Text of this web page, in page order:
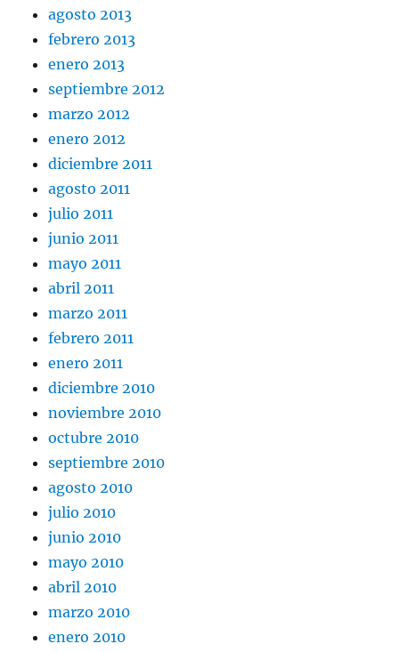
agosto 2013
febrero 2013
enero 2013
septiembre 2012
marzo 2012
enero 2012
diciembre 2011
agosto 2011
julio 2011
junio 2011
mayo 2011
abril 2011
marzo 2011
febrero 2011
enero 2011
diciembre 2010
noviembre 2010
octubre 2010
septiembre 2010
agosto 2010
julio 2010
junio 2010
mayo 2010
abril 2010
marzo 2010
enero 2010